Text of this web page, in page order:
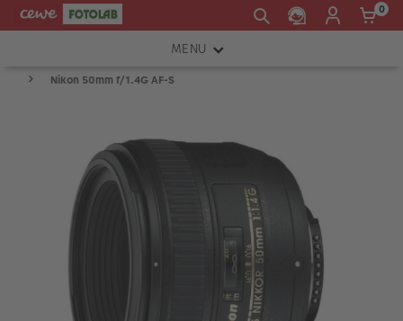
0
MENU
FOTOAPARÁTY
TISKÁRNY A SKENERY
PŘÍSLUŠENSTVÍ
Nikon 50mm f/1.4G AF-S